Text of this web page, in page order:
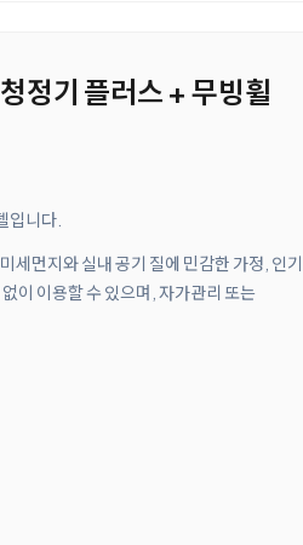
정기 플러스 + 무빙휠
입니다.
먼지와 실내 공기 질에 민감한 가정, 인기
이 이용할 수 있으며, 자가관리 또는